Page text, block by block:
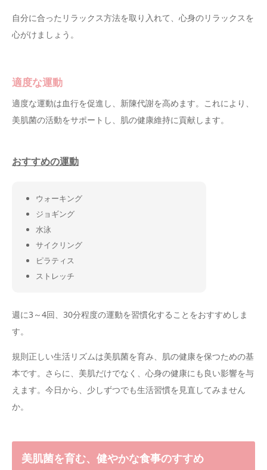
自分に合ったリラックス方法を取り入れて、心身のリラックスを
心がけましょう。
適度な運動
適度な運動は血行を促進し、新陳代謝を高めます。これにより、
美肌菌の活動をサポートし、肌の健康維持に貢献します。
おすすめの運動
ウォーキング
ジョギング
水泳
サイクリング
ピラティス
ストレッチ
週に3～4回、30分程度の運動を習慣化することをおすすめしま
す。
規則正しい生活リズムは美肌菌を育み、肌の健康を保つための基
本です。さらに、美肌だけでなく、心身の健康にも良い影響を与
えます。今日から、少しずつでも生活習慣を見直してみません
か。
美肌菌を育む、健やかな食事のすすめ